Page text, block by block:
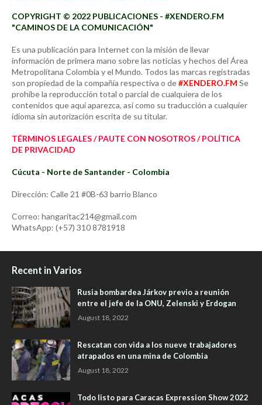
COPYRIGHT © 2022 PUBLICACIONES - #XENDERO.FM
"CAMINOS DE LA COMUNICACIÓN"
Es una publicación para Internet con la misión de llevar
información de primera mano sobre las noticias y hechos del Área
Metropolitana Colombia y el Mundo. Todos las marcas registradas
son propiedad de la compañía respectiva o de#XENDERO.FM Se
prohíbe la reproducción total o parcial de cualquiera de los
contenidos que aquí aparezca, así como su traducción a cualquier
idioma sin autorización escrita de su titular.
TÉRMINOS LEGALES / PAUTE CON NOSOTROS / POLÍTICA
DE PRIVACIDAD
Cúcuta - Norte de Santander - Colombia
Dirección: Calle 21 #0B-63 barrio Blanco
Correo: hangaritac214@gmail.com
WhatsApp: (+57) 310 8781918
Recent in Varios
Rusia bombardea Járkov previo a reunión
entre el jefe de la ONU, Zelenski y Erdogan
August 18, 2022
Rescatan con vida a los nueve trabajadores
atrapados en una mina de Colombia
August 18, 2022
Todo listo para Caracas Expression Show 2022